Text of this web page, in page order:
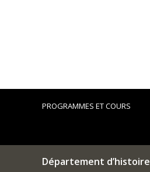
PROGRAMMES ET COURS
Département d’histoire